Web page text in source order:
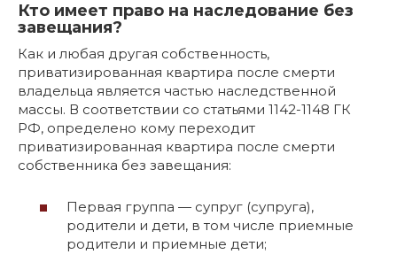
Кто имеет право на наследование без
завещания?
Как и любая другая собственность,
приватизированная квартира после смерти
владельца является частью наследственной
массы. В соответствии со статьями 1142-1148 ГК
РФ, определено кому переходит
приватизированная квартира после смерти
собственника без завещания:
Первая группа — супруг (супруга),
родители и дети, в том числе приемные
родители и приемные дети;